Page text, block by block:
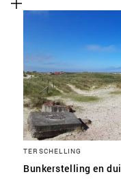
TERSCHELLING
Bunkerstelling en